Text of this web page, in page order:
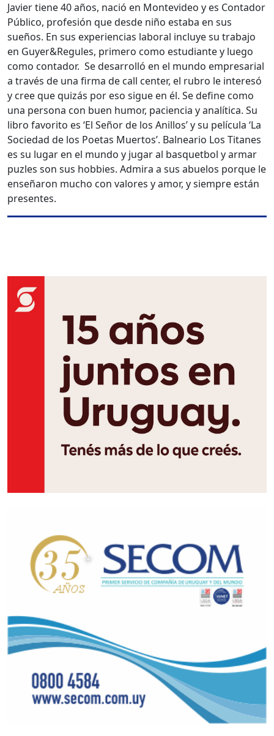
Javier tiene 40 años, nació en Montevideo y es Contador
Público, profesión que desde niño estaba en sus
sueños. En sus experiencias laboral incluye su trabajo
en Guyer&Regules, primero como estudiante y luego
como contador. Se desarrolló en el mundo empresarial
a través de una firma de call center, el rubro le interesó
y cree que quizás por eso sigue en él. Se define como
una persona con buen humor, paciencia y analítica. Su
libro favorito es ‘El Señor de los Anillos’ y su película ‘La
Sociedad de los Poetas Muertos’. Balneario Los Titanes
es su lugar en el mundo y jugar al basquetbol y armar
puzles son sus hobbies. Admira a sus abuelos porque le
enseñaron mucho con valores y amor, y siempre están
presentes.